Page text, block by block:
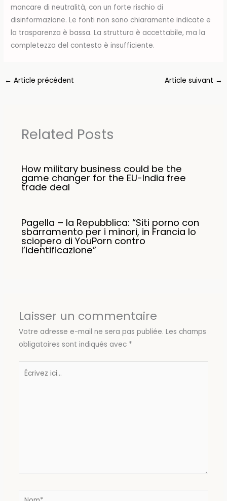
mancare di neutralità, con un forte rischio di
disinformazione. Le fonti non sono chiaramente indicate e
la trasparenza è bassa. La struttura è accettabile, ma la
completezza del contesto è insufficiente.
← Article précédent Article suivant →
Related Posts
How military business could be the
game changer for the EU-India free
trade deal
Pagella – la Repubblica: “Siti porno con
sbarramento per i minori, in Francia lo
sciopero di YouPorn contro
l’identificazione”
Laisser un commentaire
Votre adresse e-mail ne sera pas publiée. Les champs
obligatoires sont indiqués avec *
Écrivez
Nom*